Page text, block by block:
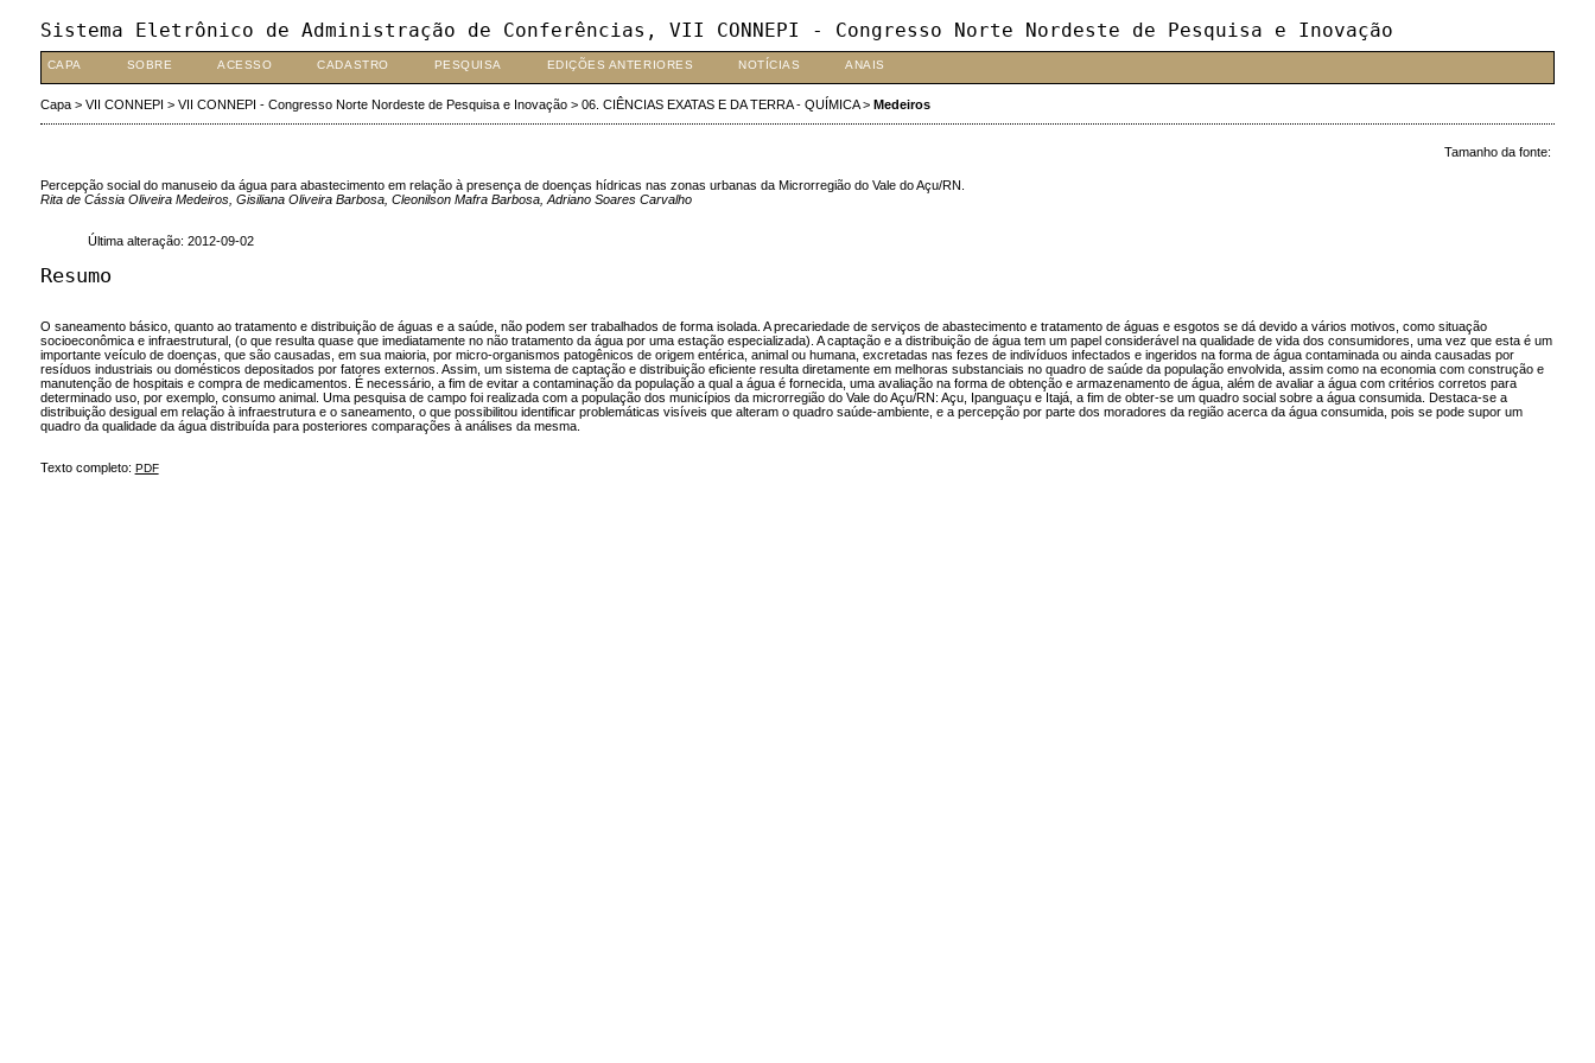
Sistema Eletrônico de Administração de Conferências, VII CONNEPI - Congresso Norte Nordeste de Pesquisa e Inovação
CAPA SOBRE ACESSO CADASTRO PESQUISA EDIÇÕES ANTERIORES NOTÍCIAS ANAIS
Capa> VII CONNEPI > VII CONNEPI - Congresso Norte Nordeste de Pesquisa e Inovação> 06. CIÊNCIAS EXATAS E DA TERRA - QUÍMICA> Medeiros
Tamanho da fonte:
Percepção social do manuseio da água para abastecimento em relação à presença de doenças hídricas nas zonas urbanas da Microrregião do Vale do Açu/RN.
Rita de Cássia Oliveira Medeiros, Gisiliana Oliveira Barbosa, Cleonilson Mafra Barbosa, Adriano Soares Carvalho
Última alteração: 2012-09-02
Resumo
O saneamento básico, quanto ao tratamento e distribuição de águas e a saúde, não podem ser trabalhados de forma isolada. A precariedade de serviços de abastecimento e tratamento de águas e esgotos se dá devido a vários motivos, como situação
socioeconômica e infraestrutural, (o que resulta quase que imediatamente no não tratamento da água por uma estação especializada). A captação e a distribuição de água tem um papel considerável na qualidade de vida dos consumidores, uma vez que esta é um
importante veículo de doenças, que são causadas, em sua maioria, por micro-organismos patogênicos de origem entérica, animal ou humana, excretadas nas fezes de indivíduos infectados e ingeridos na forma de água contaminada ou ainda causadas por
resíduos industriais ou domésticos depositados por fatores externos. Assim, um sistema de captação e distribuição eficiente resulta diretamente em melhoras substanciais no quadro de saúde da população envolvida, assim como na economia com construção e
manutenção de hospitais e compra de medicamentos. É necessário, a fim de evitar a contaminação da população a qual a água é fornecida, uma avaliação na forma de obtenção e armazenamento de água, além de avaliar a água com critérios corretos para
determinado uso, por exemplo, consumo animal. Uma pesquisa de campo foi realizada com a população dos municípios da microrregião do Vale do Açu/RN: Açu, Ipanguaçu e Itajá, a fim de obter-se um quadro social sobre a água consumida. Destaca-se a
distribuição desigual em relação à infraestrutura e o saneamento, o que possibilitou identificar problemáticas visíveis que alteram o quadro saúde-ambiente, e a percepção por parte dos moradores da região acerca da água consumida, pois se pode supor um
quadro da qualidade da água distribuída para posteriores comparações à análises da mesma.
Texto completo: PDF